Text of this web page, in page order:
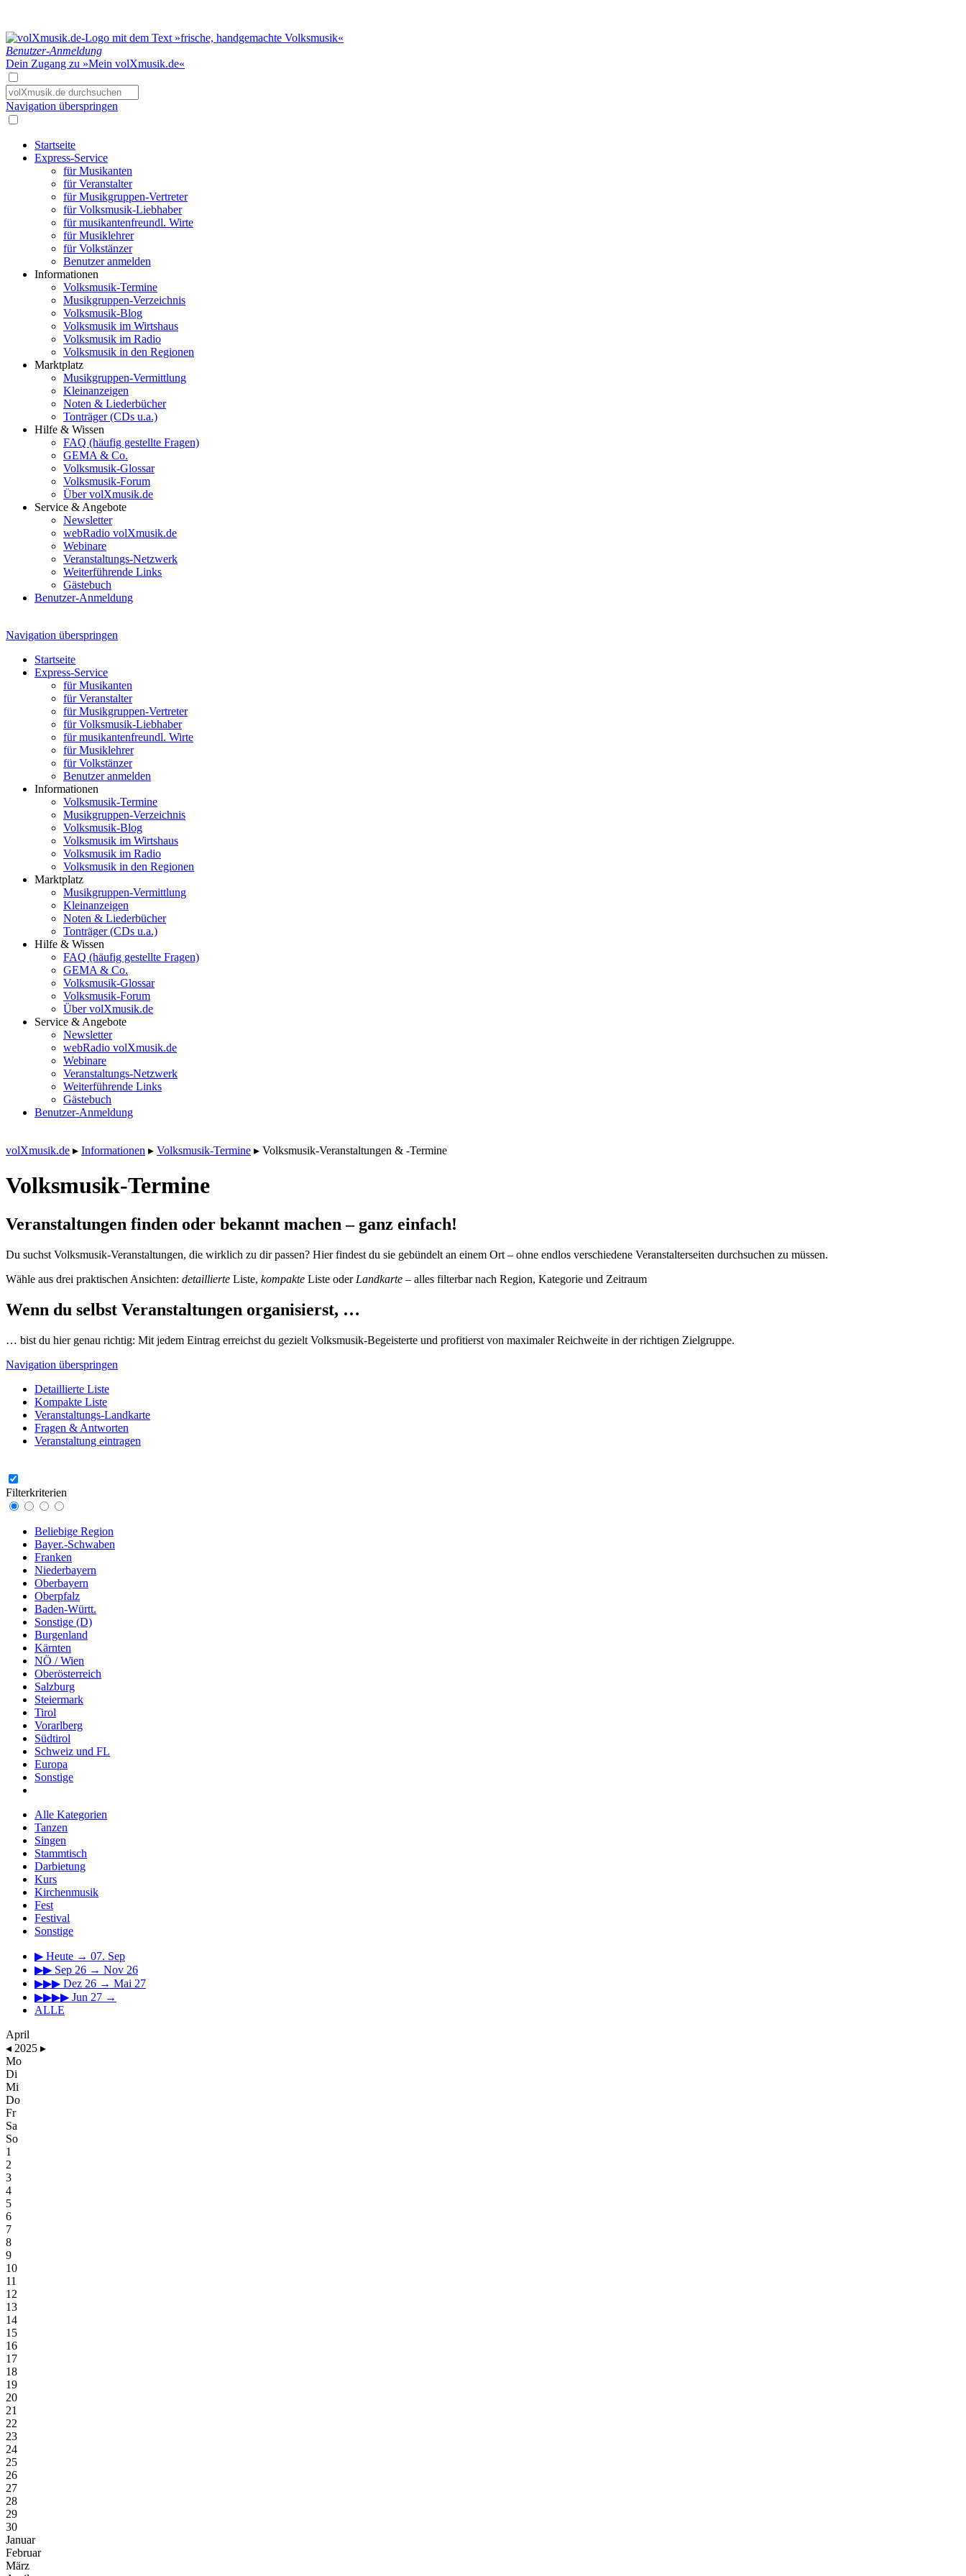
Benutzer-Anmeldung
Dein Zugang zu »Mein volXmusik.de«
Navigation überspringen
Startseite
Express-Service
für Musikanten
für Veranstalter
für Musikgruppen-Vertreter
für Volksmusik-Liebhaber
für musikantenfreundl. Wirte
für Musiklehrer
für Volkstänzer
Benutzer anmelden
Informationen
Volksmusik-Termine
Musikgruppen-Verzeichnis
Volksmusik-Blog
Volksmusik im Wirtshaus
Volksmusik im Radio
Volksmusik in den Regionen
Marktplatz
Musikgruppen-Vermittlung
Kleinanzeigen
Noten & Liederbücher
Tonträger (CDs u.a.)
Hilfe & Wissen
FAQ (häufig gestellte Fragen)
GEMA & Co.
Volksmusik-Glossar
Volksmusik-Forum
Über volXmusik.de
Service & Angebote
Newsletter
webRadio volXmusik.de
Webinare
Veranstaltungs-Netzwerk
Weiterführende Links
Gästebuch
Benutzer-Anmeldung
Navigation überspringen
Startseite
Express-Service
für Musikanten
für Veranstalter
für Musikgruppen-Vertreter
für Volksmusik-Liebhaber
für musikantenfreundl. Wirte
für Musiklehrer
für Volkstänzer
Benutzer anmelden
Informationen
Volksmusik-Termine
Musikgruppen-Verzeichnis
Volksmusik-Blog
Volksmusik im Wirtshaus
Volksmusik im Radio
Volksmusik in den Regionen
Marktplatz
Musikgruppen-Vermittlung
Kleinanzeigen
Noten & Liederbücher
Tonträger (CDs u.a.)
Hilfe & Wissen
FAQ (häufig gestellte Fragen)
GEMA & Co.
Volksmusik-Glossar
Volksmusik-Forum
Über volXmusik.de
Service & Angebote
Newsletter
webRadio volXmusik.de
Webinare
Veranstaltungs-Netzwerk
Weiterführende Links
Gästebuch
Benutzer-Anmeldung
volXmusik.de ▸ Informationen ▸ Volksmusik-Termine ▸ Volksmusik-Veranstaltungen & -Termine
Volksmusik-Termine
Veranstaltungen finden oder bekannt machen – ganz einfach!
Du suchst Volksmusik-Veranstaltungen, die wirklich zu dir passen? Hier findest du sie gebündelt an einem Ort – ohne endlos verschiedene Veranstalterseiten durchsuchen zu müssen.
Wähle aus drei praktischen Ansichten: detaillierte Liste, kompakte Liste oder Landkarte – alles filterbar nach Region, Kategorie und Zeitraum
Wenn du selbst Veranstaltungen organisierst, …
… bist du hier genau richtig: Mit jedem Eintrag erreichst du gezielt Volksmusik-Begeisterte und profitierst von maximaler Reichweite in der richtigen Zielgruppe.
Navigation überspringen
Detaillierte Liste
Kompakte Liste
Veranstaltungs-Landkarte
Fragen & Antworten
Veranstaltung eintragen
Filterkriterien
Beliebige Region
Bayer.-Schwaben
Franken
Niederbayern
Oberbayern
Oberpfalz
Baden-Württ.
Sonstige (D)
Burgenland
Kärnten
NÖ / Wien
Oberösterreich
Salzburg
Steiermark
Tirol
Vorarlberg
Südtirol
Schweiz und FL
Europa
Sonstige
Alle Kategorien
Tanzen
Singen
Stammtisch
Darbietung
Kurs
Kirchenmusik
Fest
Festival
Sonstige
▶ Heute → 07. Sep
▶▶ Sep 26 → Nov 26
▶▶▶ Dez 26 → Mai 27
▶▶▶▶ Jun 27 →
ALLE
April
◂ 2025 ▸
Mo
Di
Mi
Do
Fr
Sa
So
1
2
3
4
5
6
7
8
9
10
11
12
13
14
15
16
17
18
19
20
21
22
23
24
25
26
27
28
29
30
Januar
Februar
März